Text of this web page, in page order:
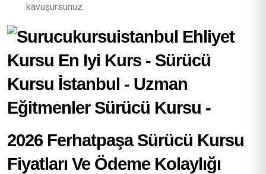
kavuşursunuz.
2026 Ferhatpaşa Sürücü Kursu
Fiyatları Ve Ödeme Kolaylığı